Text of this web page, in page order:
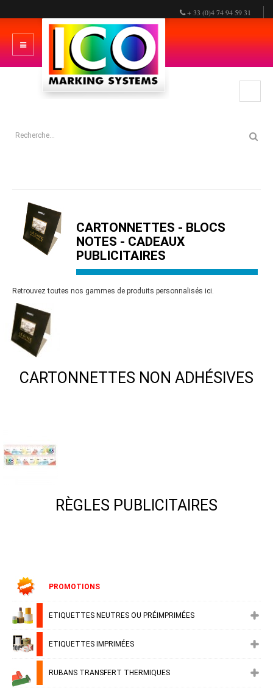
+ 33 (0)4 74 94 59 31
CARTONNETTES - BLOCS
NOTES - CADEAUX
PUBLICITAIRES
Retrouvez toutes nos gammes de produits personnalisés ici.
CARTONNETTES NON ADHÉSIVES
RÈGLES PUBLICITAIRES
PROMOTIONS
ETIQUETTES NEUTRES OU PRÉIMPRIMÉES
ETIQUETTES IMPRIMÉES
RUBANS TRANSFERT THERMIQUES